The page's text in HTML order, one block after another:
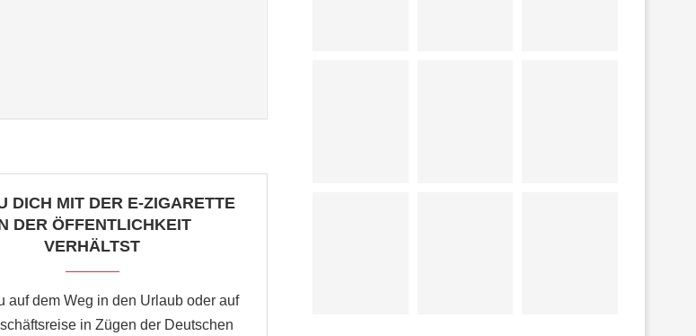
DICH MIT DER E-ZIGARETTE
DER ÖFFENTLICHKEIT
VERHÄLTST
auf dem Weg in den Urlaub oder auf
in Zügen der Deutschen